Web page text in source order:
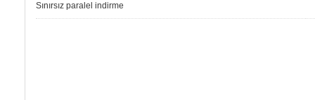
Sınırsız paralel indirme